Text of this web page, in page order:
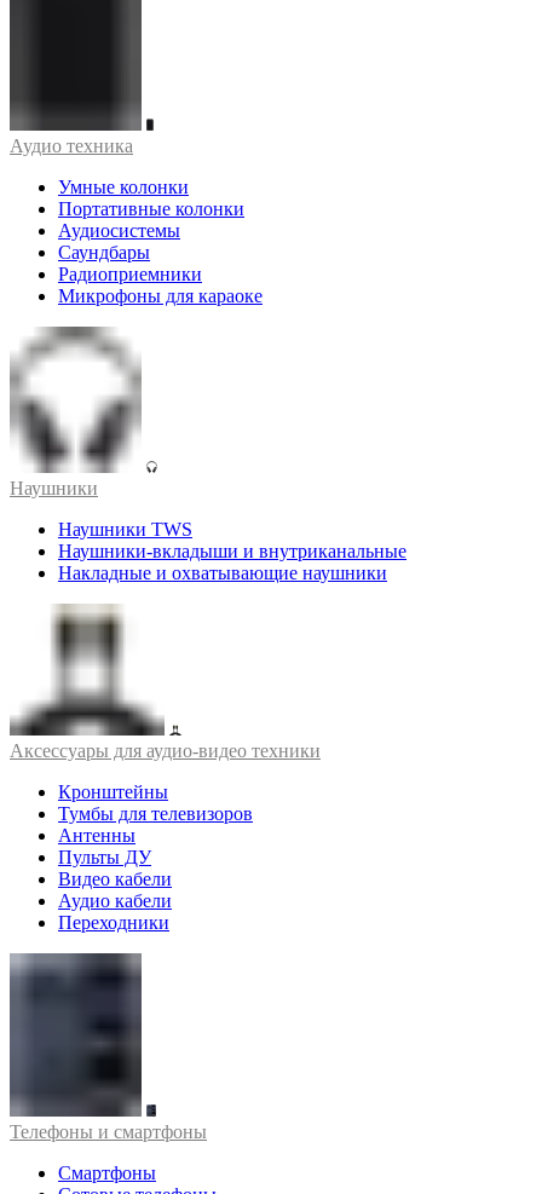
Аудио техника
Умные колонки
Портативные колонки
Аудиосистемы
Саундбары
Радиоприемники
Микрофоны для караоке
Наушники
Наушники TWS
Наушники-вкладыши и внутриканальные
Накладные и охватывающие наушники
Аксессуары для аудио-видео техники
Кронштейны
Тумбы для телевизоров
Антенны
Пульты ДУ
Видео кабели
Аудио кабели
Переходники
Телефоны и смартфоны
Смартфоны